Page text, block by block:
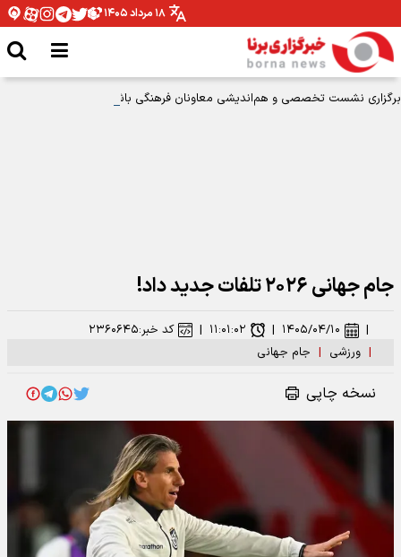
۱۸ مرداد ۱۴۰۵
برگزاری نشست تخصصی و هم‌اندیشی معاونان فرهنگی باشگاه‌های لیگ برتر در
جام جهانی ۲۰۲۶ تلفات جدید داد!
| ورزشی | جام جهانی
| ۱۴۰۵/۰۴/۱۰ | ۱۱:۰۱:۰۲ | کد خبر:۲۳۶۰۶۴۵
نسخه چاپی